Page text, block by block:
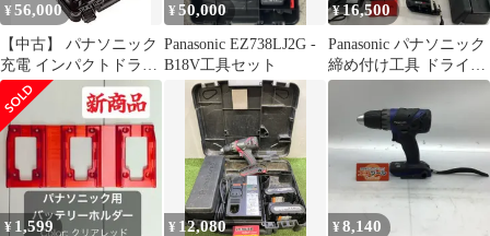
¥ 56,000
【中古】 パナソニック
充電 インパクトドライ
バー 14.4V LS電池セッ
ト グレー
EZ75A1LS2F-H
¥50,000
Panasonic EZ738LJ2G -
B18V工具セット
¥16,500
Panasonic パナソニック
締め付け工具 ドライバ
ドリル EZ74A2 ブラッ
ク 充電器・充電池2
個・ケース付 EZ74A2
ブラック
¥ 1,599 ¥ 12,080 ¥8,140